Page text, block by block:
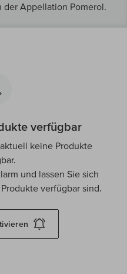
der Appellation Pomerol.
verfügbar
keine Produkte
und lassen Sie sich
verfügbar sind.